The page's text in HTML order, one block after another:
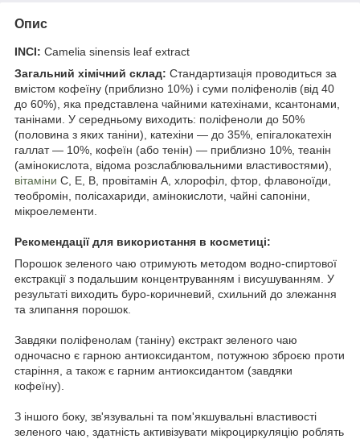
Опис
INCI: Camelia sinensis leaf extract
Загальний хімічний склад: Стандартизація проводиться за
вмістом кофеїну (приблизно 10%) і суми поліфенолів (від 40
до 60%), яка представлена чайними катехінами, ксантонами,
танінами. У середньому виходить: поліфеноли до 50%
(половина з яких таніни), катехіни — до 35%, епігалокатехін
галлат — 10%, кофеїн (або тенін) — приблизно 10%, теанін
(амінокислота, відома розслаблювальними властивостями),
вітаміни C, E, B, провітамін A, хлорофіл, фтор, флавоноїди,
теобромін, полісахариди, амінокислоти, чайні сапоніни,
мікроелементи.
Рекомендації для використання в косметиці:
Порошок зеленого чаю отримують методом водно-спиртової
екстракції з подальшим концентруванням і висушуванням. У
результаті виходить буро-коричневий, схильний до злежання
та злипання порошок.
Завдяки поліфенолам (таніну) екстракт зеленого чаю
одночасно є гарною антиоксидантом, потужною зброєю проти
старіння, а також є гарним антиоксидантом (завдяки
кофеїну).
З іншого боку, зв'язувальні та пом'якшувальні властивості
зеленого чаю, здатність активізувати мікроциркуляцію роблять